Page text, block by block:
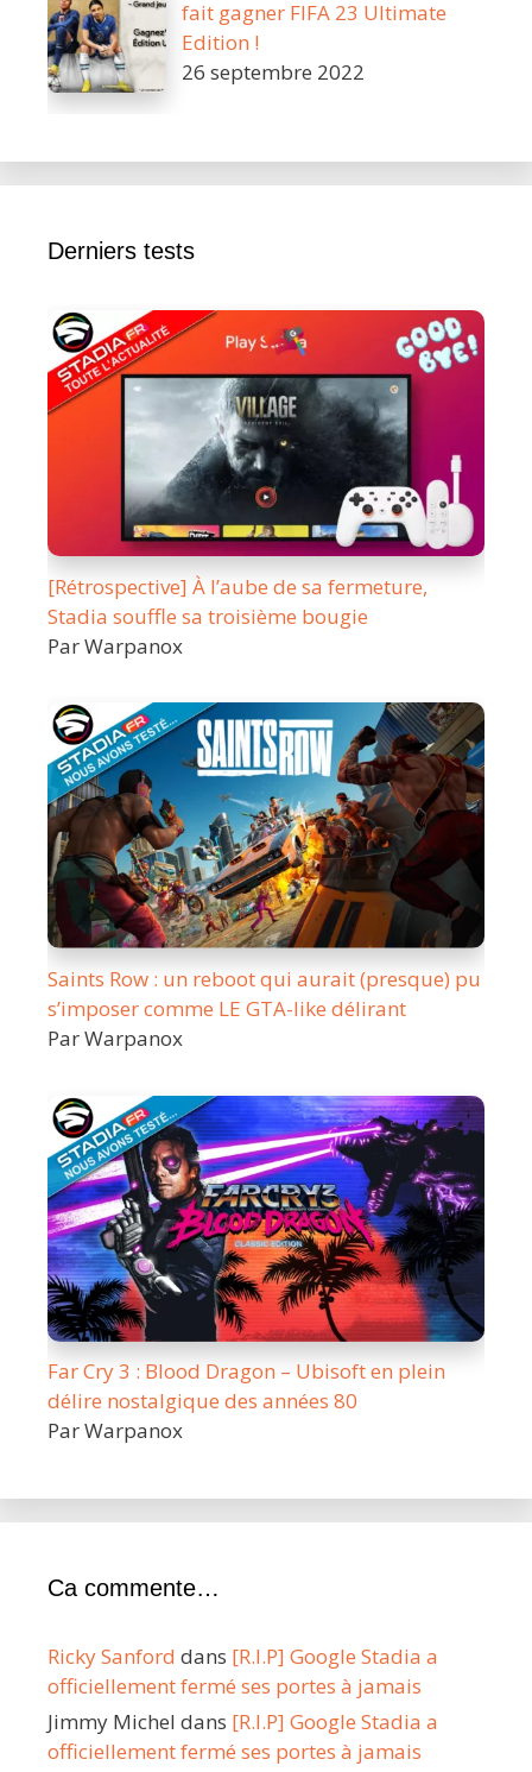
fait gagner FIFA 23 Ultimate
Edition !
26 septembre 2022
Derniers tests
[Rétrospective] À l’aube de sa fermeture,
Stadia souffle sa troisième bougie
Par Warpanox
Saints Row : un reboot qui aurait (presque) pu
s’imposer comme LE GTA-like délirant
Par Warpanox
Far Cry 3 : Blood Dragon – Ubisoft en plein
délire nostalgique des années 80
Par Warpanox
Ca commente…
Ricky Sanford dans [R.I.P] Google Stadia a
officiellement fermé ses portes à jamais
Jimmy Michel dans [R.I.P] Google Stadia a
officiellement fermé ses portes à jamais